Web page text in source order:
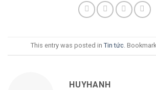
This entry was posted in Tin tức.
HUYHANH